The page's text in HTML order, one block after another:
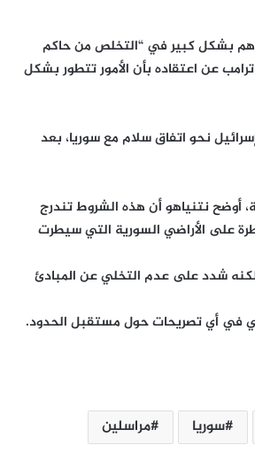
بشكل كبير في “التخلص من حاكم
عن اعتقاده بأن الأمور تتطور بشكل
نحو اتفاق سلام مع سوريا، بعد
أوضح نتنياهو أن هذه الشروط تندرج
على الأراضي السورية التي سيطرت
لكنه شدد على عدم التخلي عن المبادئ
في أي تصريحات حول مستقبل الحدود.
سوريا
مراسلين
مرتقب لإنهاء الحرب أم هدنة أخرى قابلة